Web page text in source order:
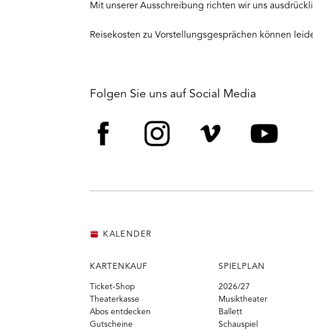
Mit unserer Ausschreibung richten wir uns
Reisekosten zu Vorstellungsgesprächen können
Folgen Sie uns auf Social Media
KALENDER
KARTENKAUF
Ticket-Shop
Theaterkasse
Abos entdecken
Gutscheine
SPIELPLAN
2026/27
Musiktheater
Ballett
Schauspiel